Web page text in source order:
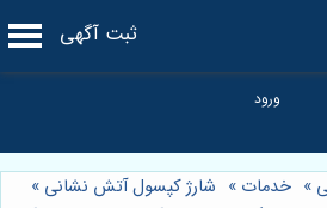
ثبت آگهی
» خدمات » شارژ کپسول آتش نشانی »